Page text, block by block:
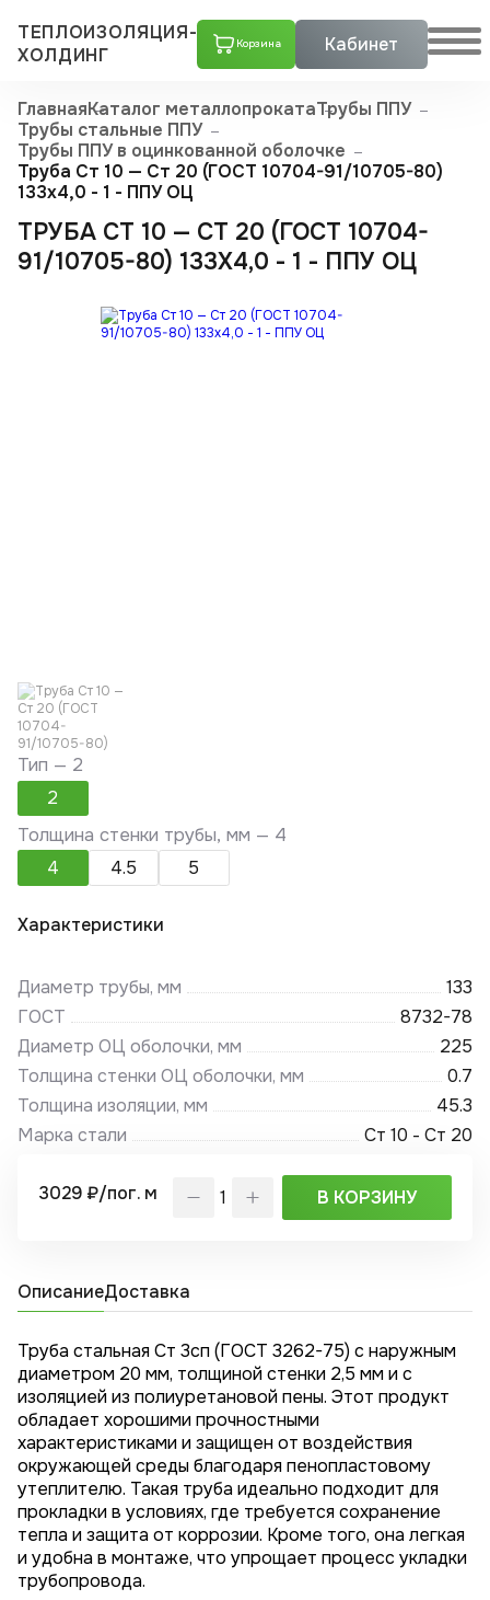
ТЕПЛОИЗОЛЯЦИЯ-
ХОЛДИНГ
Корзина Кабинет
ГлавнаяКаталог металлопрокатаТрубы ППУ
Трубы стальные ППУ
Трубы ППУ в оцинкованной оболочке
Труба Ст 10 — Ст 20 (ГОСТ 10704-91/10705-80)
133x4,0 - 1 - ППУ ОЦ
ТРУБА СТ 10 — СТ 20 (ГОСТ 10704-
91/10705-80) 133X4,0 - 1 - ППУ ОЦ
Тип — 2
2
Толщина стенки трубы, мм — 4
4
4.5 5
Характеристики
Диаметр трубы, мм
133
ГОСТ
8732-78
Диаметр ОЦ оболочки, мм
225
Толщина стенки ОЦ оболочки, мм
0.7
Толщина изоляции, мм
45.3
Марка стали
Ст 10 - Ст 20
3029 ₽/пог. м В КОРЗИНУ
ОписаниеДоставка
Труба стальная Ст 3сп (ГОСТ 3262-75) с наружным
диаметром 20 мм, толщиной стенки 2,5 мм и с
изоляцией из полиуретановой пены. Этот продукт
обладает хорошими прочностными
характеристиками и защищен от воздействия
окружающей среды благодаря пенопластовому
утеплителю. Такая труба идеально подходит для
прокладки в условиях, где требуется сохранение
тепла и защита от коррозии. Кроме того, она легкая
и удобна в монтаже, что упрощает процесс укладки
трубопровода.